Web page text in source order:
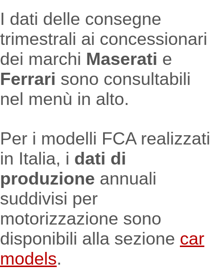
I dati delle consegne
trimestrali ai concessionari
dei marchi Maserati e
Ferrari sono consultabili
nel menù in alto.
Per i modelli FCA realizzati
in Italia, i dati di
produzione annuali
suddivisi per
motorizzazione sono
disponibili alla sezione car
models.